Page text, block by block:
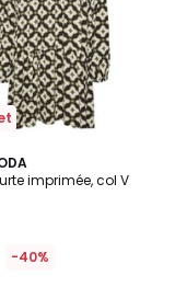
imprimée, col V
-40%